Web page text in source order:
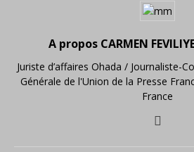
A propos CARMEN
Juriste d’affaires Ohada / Journaliste-
Générale de l'Union de la Presse
France